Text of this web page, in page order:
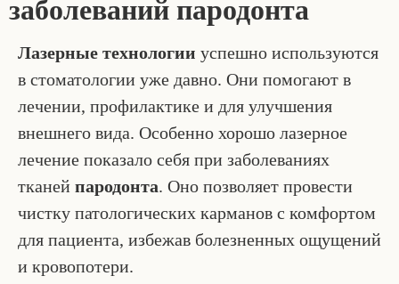
заболеваний пародонта
Лазерные технологии успешно используются
в стоматологии уже давно. Они помогают в
лечении, профилактике и для улучшения
внешнего вида. Особенно хорошо лазерное
лечение показало себя при заболеваниях
тканей пародонта. Оно позволяет провести
чистку патологических карманов с комфортом
для пациента, избежав болезненных ощущений
и кровопотери.